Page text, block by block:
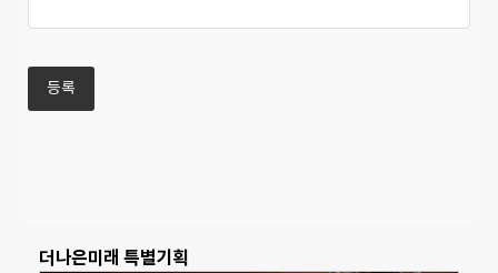
더나은미래 특별기획